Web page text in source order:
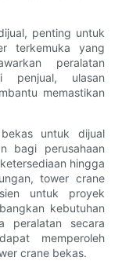
penting untuk
terkemuka yang
peralatan
penjual, ulasan
memastikan
untuk dijual
bagi perusahaan
hingga
tower crane
untuk proyek
kebutuhan
peralatan secara
memperoleh
crane bekas.